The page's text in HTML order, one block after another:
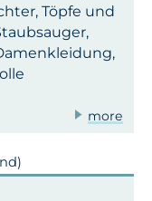
Töpfe und
more